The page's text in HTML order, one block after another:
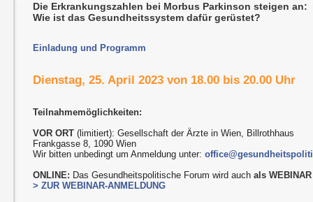
Die Erkrankungszahlen bei Morbus Parkinson steigen an:
Wie ist das Gesundheitssystem dafür gerüstet?
Einladung und Programm
Dienstag, 25. April 2023 von 18.00 bis 20.00 Uhr
Teilnahmemöglichkeiten:
VOR ORT (limitiert): Gesellschaft der Ärzte in Wien, Billrothhaus
Frankgasse 8, 1090 Wien
Wir bitten unbedingt um Anmeldung unter:
ONLINE: Das Gesundheitspolitische Forum wird auch als WEBINAR
> ZUR WEBINAR-ANMELDUNG